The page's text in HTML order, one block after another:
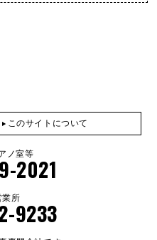
このサイトについて
ノ室等
2021
業所
9233